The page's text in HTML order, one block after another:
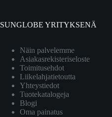
SUNGLOBE YRITYKSENÄ
Näin palvelemme
Asiakasrekisteriseloste
Toimitusehdot
Liikelahjatietoutta
Yhteystiedot
Tuotekatalogeja
Blogi
Oma painatus